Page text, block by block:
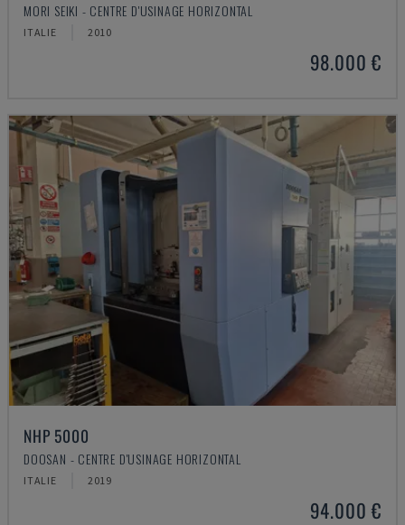
MORI SEIKI - CENTRE D'USINAGE HORIZONTAL
ITALIE 2010
98.000 €
NHP 5000
DOOSAN - CENTRE D'USINAGE HORIZONTAL
ITALIE 2019
94.000 €